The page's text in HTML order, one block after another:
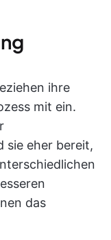
ihre
mit ein.
sie eher bereit,
das